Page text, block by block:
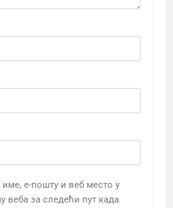
име, е-пошту и веб место у
веба за следећи пут када